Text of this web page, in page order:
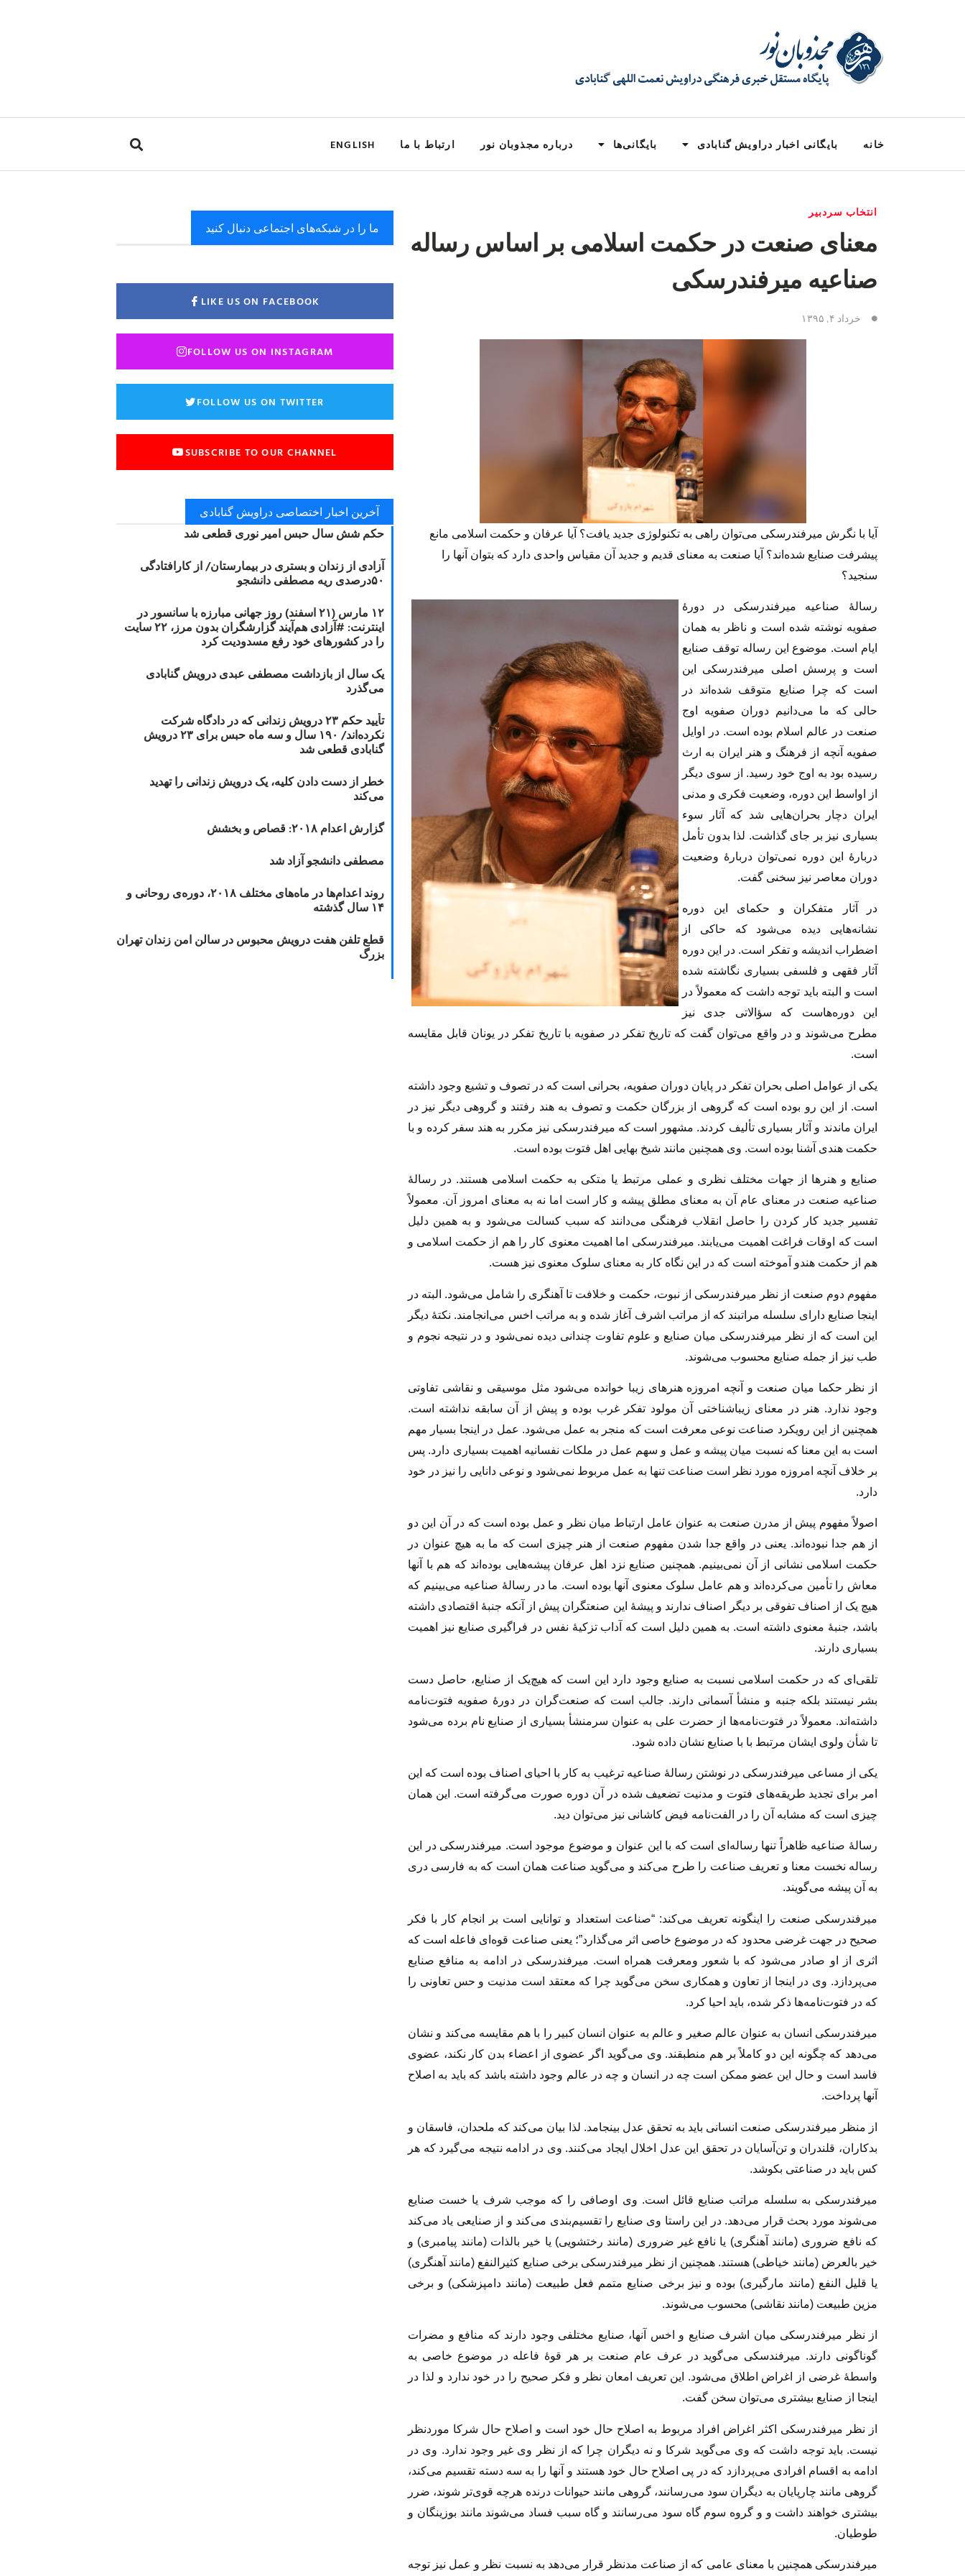
خانه بایگانی اخبار دراویش گنابادی بایگانی‌ها درباره مجذوبان نور ارتباط با ما ENGLISH
انتخاب سردبیر
معنای صنعت در حکمت اسلامی بر اساس رساله
صناعیه میرفندرسکی
خرداد ۴, ۱۳۹۵
آیا با نگرش میرفندرسکی می‌توان راهی به تکنولوژی جدید یافت؟ آیا عرفان و حکمت اسلامی مانع
پیشرفت صنایع شده‌اند؟ آیا صنعت به معنای قدیم و جدید آن مقیاس واحدی دارد که بتوان آنها را
سنجید؟
رسالهٔ صناعیه میرفندرسکی در دورهٔ
صفویه نوشته شده است و ناظر به همان
ایام است. موضوع این رساله توقف صنایع
است و پرسش اصلی میرفندرسکی این
است که چرا صنایع متوقف شده‌‌اند در
حالی که ما می‌دانیم دوران صفویه اوج
صنعت در عالم اسلام بوده است. در اوایل
صفویه آنچه از فرهنگ و هنر ایران به ارث
رسیده بود به اوج خود رسید. از سوی دیگر
از اواسط این دوره، وضعیت فکری و مدنی
ایران دچار بحران‌هایی شد که آثار سوء
بسیاری نیز بر جای گذاشت. لذا بدون تأمل
دربارهٔ این دوره نمی‌توان دربارهٔ وضعیت
دوران معاصر نیز سخنی گفت.
در آثار متفکران و حکمای این دوره
نشانه‌هایی دیده می‌شود که حاکی از
اضطراب اندیشه و تفکر است. در این دوره
آثار فقهی و فلسفی بسیاری نگاشته شده
است و البته باید توجه داشت که معمولاً در
این دوره‌هاست که سؤالاتی جدی نیز
مطرح می‌شوند و در واقع می‌توان گفت که تاریخ تفکر در صفویه با تاریخ تفکر در یونان قابل مقایسه
است.
یکی از عوامل اصلی بحران تفکر در پایان دوران صفویه، بحرانی است که در تصوف و تشیع وجود داشته
است. از این رو بوده است که گروهی از بزرگان حکمت و تصوف به هند رفتند و گروهی دیگر نیز در
ایران ماندند و آثار بسیاری تألیف کردند. مشهور است که میرفندرسکی نیز مکرر به هند سفر کرده و با
حکمت هندی آشنا بوده است. وی همچنین مانند شیخ بهایی اهل فتوت بوده است.
صنایع و هنرها از جهات مختلف نظری و عملی مرتبط یا متکی به حکمت اسلامی هستند. در رسالهٔ
صناعیه صنعت در معنای عام آن به معنای مطلق پیشه و کار است اما نه به معنای امروز آن. معمولاً
تفسیر جدید کار کردن را حاصل انقلاب فرهنگی می‌دانند که سبب کسالت می‌شود و به همین دلیل
است که اوقات فراغت اهمیت می‌یابند. میرفندرسکی اما اهمیت معنوی کار را هم از حکمت اسلامی و
هم از حکمت هندو آموخته است که در این نگاه کار به معنای سلوک معنوی نیز هست.
مفهوم دوم صنعت از نظر میرفندرسکی از نبوت، حکمت و خلافت تا آهنگری را شامل می‌شود. البته در
اینجا صنایع دارای سلسله مراتبند که از مراتب اشرف آغاز شده و به مراتب اخس می‌انجامند. نکتهٔ دیگر
این است که از نظر میرفندرسکی میان صنایع و علوم تفاوت چندانی دیده نمی‌شود و در نتیجه نجوم و
طب نیز از جمله صنایع محسوب می‌شوند.
از نظر حکما میان صنعت و آنچه امروزه هنرهای زیبا خوانده می‌شود مثل موسیقی و نقاشی تفاوتی
وجود ندارد. هنر در معنای زیباشناختی آن مولود تفکر غرب بوده و پیش از آن سابقه نداشته است.
همچنین از این رویکرد صناعت نوعی معرفت است که منجر به عمل می‌شود. عمل در اینجا بسیار مهم
است به این معنا که نسبت میان پیشه و عمل و سهم عمل در ملکات نفسانیه اهمیت بسیاری دارد. پس
بر خلاف آنچه امروزه مورد نظر است صناعت تنها به عمل مربوط نمی‌شود و نوعی دانایی را نیز در خود
دارد.
اصولاً مفهوم پیش از مدرن صنعت به عنوان عامل ارتباط میان نظر و عمل بوده است که در آن این دو
از هم جدا نبوده‌اند. یعنی در واقع جدا شدن مفهوم صنعت از هنر چیزی است که ما به هیچ عنوان در
حکمت اسلامی نشانی از آن نمی‌بینیم. همچنین صنایع نزد اهل عرفان پیشه‌هایی بوده‌اند که هم با آنها
معاش را تأمین می‌کرده‌اند و هم عامل سلوک معنوی آنها بوده است. ما در رسالهٔ صناعیه می‌بینیم که
هیچ یک از اصناف تفوقی بر دیگر اصناف ندارند و پیشهٔ این صنعتگران پیش از آنکه جنبهٔ اقتصادی داشته
باشد، جنبهٔ معنوی داشته است. به همین دلیل است که آداب تزکیهٔ نفس در فراگیری صنایع نیز اهمیت
بسیاری دارند.
تلقی‌ای که در حکمت اسلامی نسبت به صنایع وجود دارد این است که هیچ‌یک از صنایع، حاصل دست
بشر نیستند بلکه جنبه و منشأ آسمانی دارند. جالب است که صنعت‌گران در دورهٔ صفویه فتوت‌نامه
داشته‌اند. معمولاً در فتوت‌نامه‌ها از حضرت علی به عنوان سرمنشأ بسیاری از صنایع نام برده می‌شود
تا شأن ولوی ایشان مرتبط با با صنایع نشان داده شود.
یکی از مساعی میرفندرسکی در نوشتن رسالهٔ صناعیه ترغیب به کار با احیای اصناف بوده است که این
امر برای تجدید طریقه‌های فتوت و مدنیت تضعیف شده در آن دوره صورت می‌گرفته است. این همان
چیزی است که مشابه آن را در الفت‌نامه فیض کاشانی نیز می‌توان دید.
رسالهٔ صناعیه ظاهراً تنها رساله‌ای است که با این عنوان و موضوع موجود است. میرفندرسکی در این
رساله نخست معنا و تعریف صناعت را طرح می‌کند و می‌گوید صناعت همان است که به فارسی دری
به آن پیشه می‌گویند.
میرفندرسکی صنعت را اینگونه تعریف می‌کند: “صناعت استعداد و توانایی است بر انجام کار با فکر
صحیح در جهت غرضی محدود که در موضوع خاصی اثر می‌گذارد”؛ یعنی صناعت قوه‌ای فاعله است که
اثری از او صادر می‌شود که با شعور ومعرفت همراه است. میرفندرسکی در ادامه به منافع صنایع
می‌پردازد. وی در اینجا از تعاون و همکاری سخن می‌گوید چرا که معتقد است مدنیت و حس تعاونی را
که در فتوت‌نامه‌ها ذکر شده، باید احیا کرد.
میرفندرسکی انسان به عنوان عالم صغیر و عالم به عنوان انسان کبیر را با هم مقایسه می‌کند و نشان
می‌دهد که چگونه این دو کاملاً بر هم منطبقند. وی می‌گوید اگر عضوی از اعضاء بدن کار نکند، عضوی
فاسد است و حال این عضو ممکن است چه در انسان و چه در عالم وجود داشته باشد که باید به اصلاح
آنها پرداخت.
از منظر میرفندرسکی صنعت انسانی باید به تحقق عدل بینجامد. لذا بیان می‌کند که ملحدان، فاسقان و
بدکاران، قلندران و تن‌آسایان در تحقق این عدل اخلال ایجاد می‌کنند. وی در ادامه نتیجه می‌گیرد که هر
کس باید در صناعتی بکوشد.
میرفندرسکی به سلسله مراتب صنایع قائل است. وی اوصافی را که موجب شرف یا خست صنایع
می‌شوند مورد بحث قرار می‌دهد. در این راستا وی صنایع را تقسیم‌بندی می‌کند و از صنایعی یاد می‌کند
که نافع ضروری (مانند آهنگری) یا نافع غیر ضروری (مانند رختشویی) یا خیر بالذات (مانند پیامبری) و
خیر بالعرض (مانند خیاطی) هستند. همچنین از نظر میرفندرسکی برخی صنایع کثیرالنفع (مانند آهنگری)
یا قلیل النفع (مانند مارگیری) بوده و نیز برخی صنایع متمم فعل طبیعت (مانند دامپزشکی) و برخی
مزین طبیعت (مانند نقاشی) محسوب می‌شوند.
از نظر میرفندرسکی میان اشرف صنایع و اخس آنها، صنایع مختلفی وجود دارند که منافع و مضرات
گوناگونی دارند. میرفندسکی می‌گوید در عرف عام صنعت بر هر قوهٔ فاعله در موضوع خاصی به
واسطهٔ غرضی از اغراض اطلاق می‌شود. این تعریف امعان نظر و فکر صحیح را در خود ندارد و لذا در
اینجا از صنایع بیشتری می‌توان سخن گفت.
از نظر میرفندرسکی اکثر اغراض افراد مربوط به اصلاح حال خود است و اصلاح حال شرکا موردنظر
نیست. باید توجه داشت که وی می‌گوید شرکا و نه دیگران چرا که از نظر وی غیر وجود ندارد. وی در
ادامه به اقسام افرادی می‌پردازد که در پی اصلاح حال خود هستند و آنها را به سه دسته تقسیم می‌کند،
گروهی مانند چارپایان به دیگران سود می‌رسانند، گروهی مانند حیوانات درنده هرچه قوی‌تر شوند، ضرر
بیشتری خواهند داشت و و گروه سوم گاه سود می‌رسانند و گاه سبب فساد می‌شوند مانند بوزینگان و
طوطیان.
میرفندرسکی همچنین با معنای عامی که از صناعت مدنظر قرار می‌دهد به نسبت نظر و عمل نیز توجه
ما را در شبکه‌های اجتماعی دنبال کنید
LIKE US ON FACEBOOK
FOLLOW US ON INSTAGRAM
FOLLOW US ON TWITTER
SUBSCRIBE TO OUR CHANNEL
آخرین اخبار اختصاصی دراویش گنابادی
حکم شش سال حبس امیر نوری قطعی شد
آزادی از زندان و بستری در بیمارستان/ از کارافتادگی
۵۰درصدی ریه مصطفی دانشجو
۱۲ مارس (۲۱ اسفند) روز جهانی مبارزه با سانسور در
اینترنت: #آزادی هم‌آیند گزارشگران‌ بدون مرز، ۲۲ سایت
را در کشورهای خود رفع مسدودیت کرد
یک سال از بازداشت مصطفی عبدی درویش گنابادی
می‌گذرد
تأیید حکم ۲۳ درویش زندانی که در دادگاه شرکت
نکرده‌اند/ ۱۹۰ سال و سه ماه حبس برای ۲۳ درویش
گنابادی قطعی شد
خطر از دست دادن کلیه، یک درویش زندانی را تهدید
می‌کند
گزارش اعدام ۲۰۱۸: قصاص و بخشش
مصطفی دانشجو آزاد شد
روند اعدام‌ها در ماه‌های مختلف ۲۰۱۸، دوره‌ی روحانی و
۱۴ سال گذشته
قطع تلفن هفت درویش محبوس در سالن امن زندان تهران
بزرگ